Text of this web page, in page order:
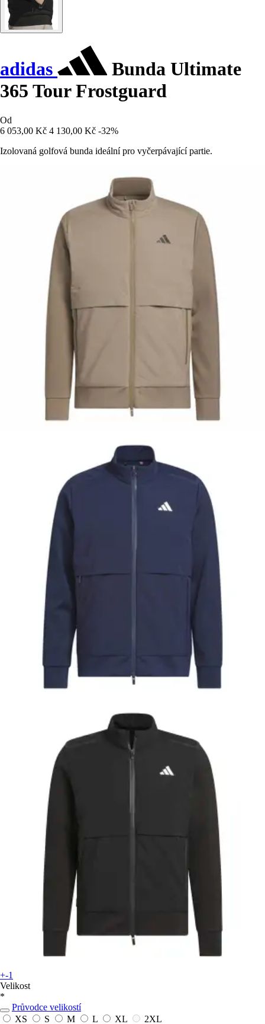
adidas
Bunda Ultimate
365 Tour Frostguard
Od
6 053,00 Kč 4 130,00 Kč -32%
Izolovaná golfová bunda ideální pro vyčerpávající partie.
+-1
Velikost
*
Průvodce velikostí
XS
S M L XL 2XL